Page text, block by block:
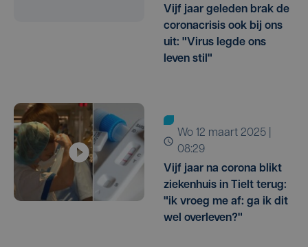
Vijf jaar geleden brak de
coronacrisis ook bij ons
uit: "Virus legde ons
leven stil"
wo 12 maart 2025 |
08:29
Vijf jaar na corona blikt
ziekenhuis in Tielt terug:
"ik vroeg me af: ga ik dit
wel overleven?"